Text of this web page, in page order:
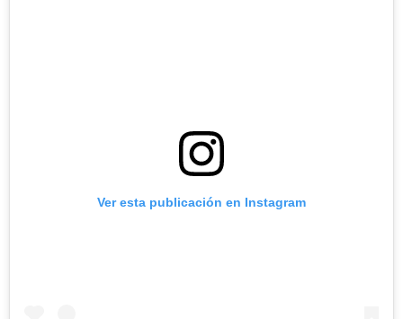
Ver esta publicación en Instagram